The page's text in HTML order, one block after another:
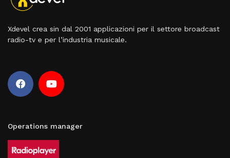
Xdevel crea sin dal 2001 applicazioni per il settore broadcast
radio-tv e per l’industria musicale.
Operations manager